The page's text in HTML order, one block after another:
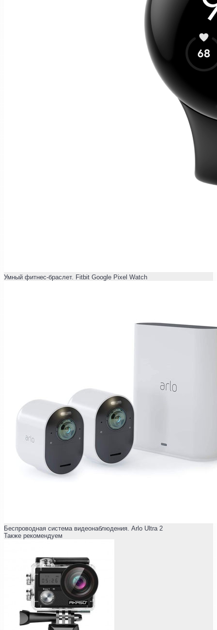
Умный фитнес-браслет. Fitbit Google Pixel Watch
Беспроводная система видеонаблюдения. Arlo Ultra 2
Также рекомендуем